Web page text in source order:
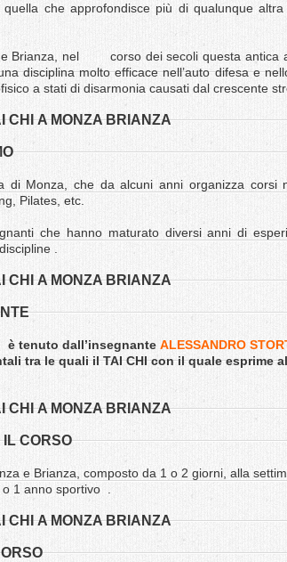
che approfondisce più di qualunque altra
Brianza, nel
corso dei secoli questa antica
disciplina molto efficace nell’auto difesa e
a stati di disarmonia causati dal crescente
CHI A MONZA BRIANZA
di Monza, che da alcuni anni organizza corsi
Pilates, etc.
che hanno maturato diversi anni di
.
CHI A MONZA BRIANZA
è tenuto dall’insegnante ALESSANDRO
tra le quali il TAI CHI con il quale esprime
CHI A MONZA BRIANZA
CORSO
e Brianza, composto da 1 o 2 giorni, alla
1 anno sportivo .
CHI A MONZA BRIANZA